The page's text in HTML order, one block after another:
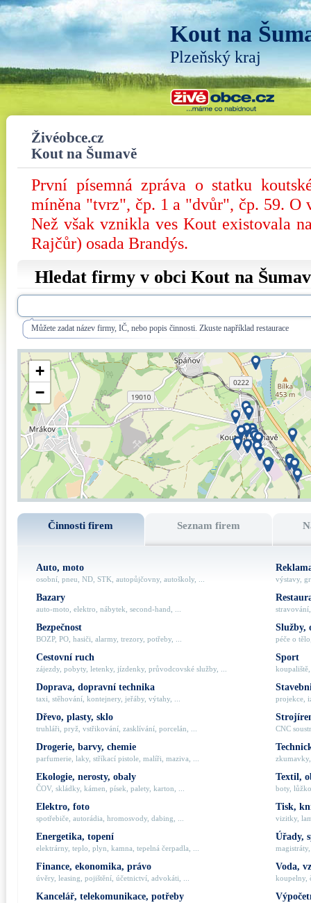
Kout na
Plzeňský kraj
Živéobce.cz
Kout na Šumavě
První písemná zpráva o statku
míněna "tvrz", čp. 1 a "dvůr", čp. 59. O
Než však vznikla ves Kout existovala
Rajčůr) osada Brandýs.
Hledat firmy v obci Kout na
Můžete zadat název firmy, IČ, nebo popis činnosti. Zkuste například restaurace
+
−
Činnosti firem Seznam firem
Auto, moto
osobní, pneu, ND, STK, autopůjčovny, autoškoly, ...
Bazary
auto-moto, elektro, nábytek, second-hand, ...
Bezpečnost
BOZP, PO, hasiči, alarmy, trezory, potřeby, ...
Cestovní ruch
zájezdy, pobyty, letenky, jízdenky, průvodcovské služby, ...
Doprava, dopravní technika
taxi, stěhování, kontejnery, jeřáby, výtahy, ...
Dřevo, plasty, sklo
truhláři, pryž, vstřikování, zasklívání, porcelán, ...
Drogerie, barvy, chemie
parfumerie, laky, stříkací pistole, malíři, maziva, ...
Ekologie, nerosty, obaly
ČOV, skládky, kámen, písek, palety, karton, ...
Elektro, foto
spotřebiče, autorádia, hromosvody, dabing, ...
Energetika, topení
elektrárny, teplo, plyn, kamna, tepelná čerpadla, ...
Finance, ekonomika, právo
úvěry, leasing, pojištění, účetnictví, advokáti, ...
Kancelář, telekomunikace, potřeby
výstavy,
Služby,
péče o
Sport
projekce,
CNC
Textil,
boty,
Tisk,
vizitky,
Úřady,
Voda,
koupelny,